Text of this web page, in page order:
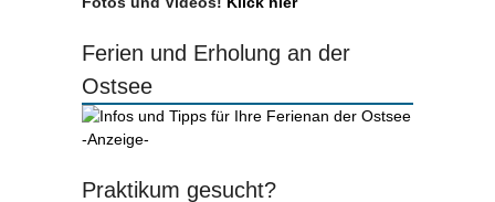
Ferien und Erholung an der
Ostsee
-Anzeige-
Praktikum gesucht?